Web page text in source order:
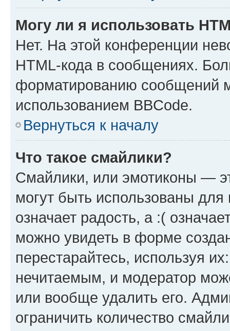
Могу ли я использовать
Нет. На этой конференции
HTML-кода в сообщениях.
форматированию сообщений
использованием BBCode.
Вернуться к началу
Что такое смайлики?
Смайлики, или эмотиконы —
могут быть использованы
означает радость, а :(
можно увидеть в форме
перестарайтесь, используя
нечитаемым, и модератор
или вообще удалить его.
ограничить количество